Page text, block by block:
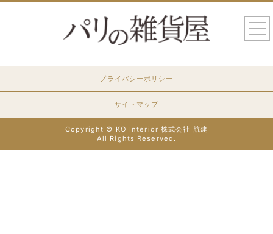
プライバシーポリシー
サイトマップ
Copyright © KO Interior 株式会社 航建
All Rights Reserved.